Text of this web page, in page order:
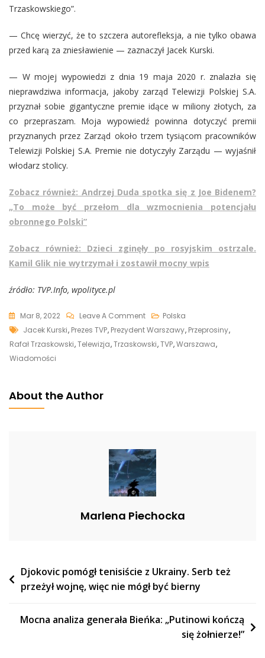
Trzaskowskiego”.
— Chcę wierzyć, że to szczera autorefleksja, a nie tylko obawa
przed karą za zniesławienie — zaznaczył Jacek Kurski.
— W mojej wypowiedzi z dnia 19 maja 2020 r. znalazła się
nieprawdziwa informacja, jakoby zarząd Telewizji Polskiej S.A.
przyznał sobie gigantyczne premie idące w miliony złotych, za
co przepraszam. Moja wypowiedź powinna dotyczyć premii
przyznanych przez Zarząd około trzem tysiącom pracowników
Telewizji Polskiej S.A. Premie nie dotyczyły Zarządu — wyjaśnił
włodarz stolicy.
Zobacz również: Andrzej Duda spotka się z Joe Bidenem?
„To może być przełom dla wzmocnienia potencjału
obronnego Polski”
Zobacz również: Dzieci zginęły po rosyjskim ostrzale.
Kamil Glik nie wytrzymał i zostawił mocny wpis
źródło: TVP.Info, wpolityce.pl
Mar 8, 2022 Leave A CommentOn
Trzaskowski
Przeprasza,
Że
To
Szczera
Autorefleksja
A
Przed
Karą”
Polska
Tags
Jacek Kurski, Prezes TVP, Prezydent Warszawy, Przeprosiny,
Rafał Trzaskowski,Telewizja,Trzaskowski,TVP,Warszawa,
Wiadomości
About the Author
Marlena Piechocka
Nawigacja
wpisu
Djokovic pomógł tenisiście z Ukrainy. Serb też
przeżył wojnę, więc nie mógł być bierny
Mocna analiza generała Bieńka: „Putinowi kończą
się żołnierze!”